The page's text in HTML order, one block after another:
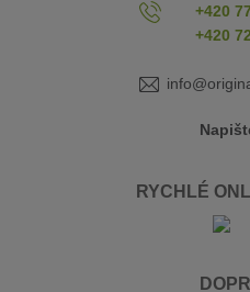
+420
+420
RYCHLÉ